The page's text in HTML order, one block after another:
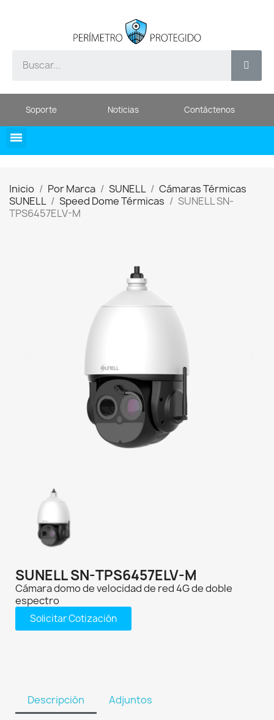
Soporte Noticias Contáctenos
Inicio Por Marca SUNELL
Cámaras Térmicas
SUNELL
Speed Dome Térmicas
SUNELL SN-
TPS6457ELV-M
SUNELL SN-TPS6457ELV-M
Cámara domo de velocidad de red 4G de doble
espectro
Solicitar Cotización
Descripción Adjuntos